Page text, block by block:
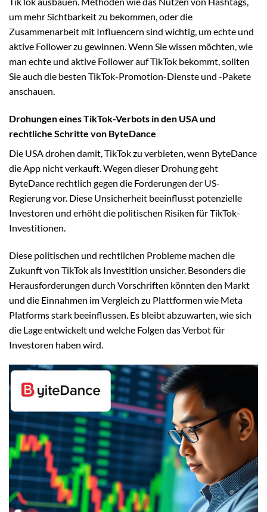
um mehr Sichtbarkeit zu bekommen, oder die
Zusammenarbeit mit Influencern sind wichtig, um echte und
aktive Follower zu gewinnen. Wenn Sie wissen möchten, wie
man echte und aktive Follower auf TikTok bekommt, sollten
Sie auch die besten TikTok-Promotion-Dienste und -Pakete
anschauen.
Drohungen eines TikTok-Verbots in den USA und
rechtliche Schritte von ByteDance
Die USA drohen damit, TikTok zu verbieten, wenn ByteDance
die App nicht verkauft. Wegen dieser Drohung geht
ByteDance rechtlich gegen die Forderungen der US-
Regierung vor. Diese Unsicherheit beeinflusst potenzielle
Investoren und erhöht die politischen Risiken für TikTok-
Investitionen.
Diese politischen und rechtlichen Probleme machen die
Zukunft von TikTok als Investition unsicher. Besonders die
Herausforderungen durch Vorschriften könnten den Markt
und die Einnahmen im Vergleich zu Plattformen wie Meta
Platforms stark beeinflussen. Es bleibt abzuwarten, wie sich
die Lage entwickelt und welche Folgen das Verbot für
Investoren haben wird.